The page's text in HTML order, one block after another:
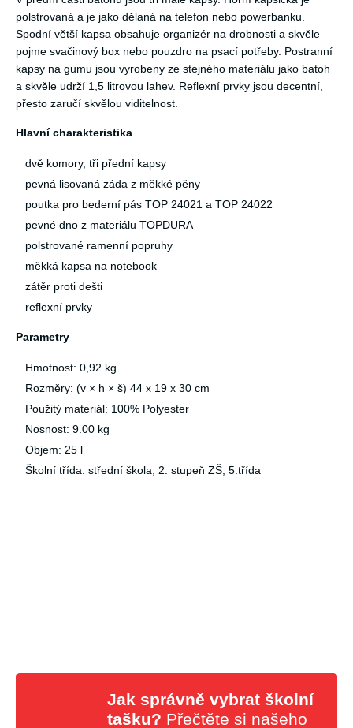
polstrovaná a je jako dělaná na telefon nebo powerbanku.
Spodní větší kapsa obsahuje organizér na drobnosti a skvěle
pojme svačinový box nebo pouzdro na psací potřeby. Postranní
kapsy na gumu jsou vyrobeny ze stejného materiálu jako batoh
a skvěle udrží 1,5 litrovou lahev. Reflexní prvky jsou decentní,
přesto zaručí skvělou viditelnost.
Hlavní charakteristika
dvě komory, tři přední kapsy
pevná lisovaná záda z měkké pěny
poutka pro bederní pás TOP 24021 a TOP 24022
pevné dno z materiálu TOPDURA
polstrované ramenní popruhy
měkká kapsa na notebook
zátěr proti dešti
reflexní prvky
Parametry
Hmotnost: 0,92 kg
Rozměry: (v × h × š) 44 x 19 x 30 cm
Použitý materiál: 100% Polyester
Nosnost: 9.00 kg
Objem: 25 l
Školní třída: střední škola, 2. stupeň ZŠ, 5.třída
Jak správně vybrat školní
tašku? Přečtěte si našeho